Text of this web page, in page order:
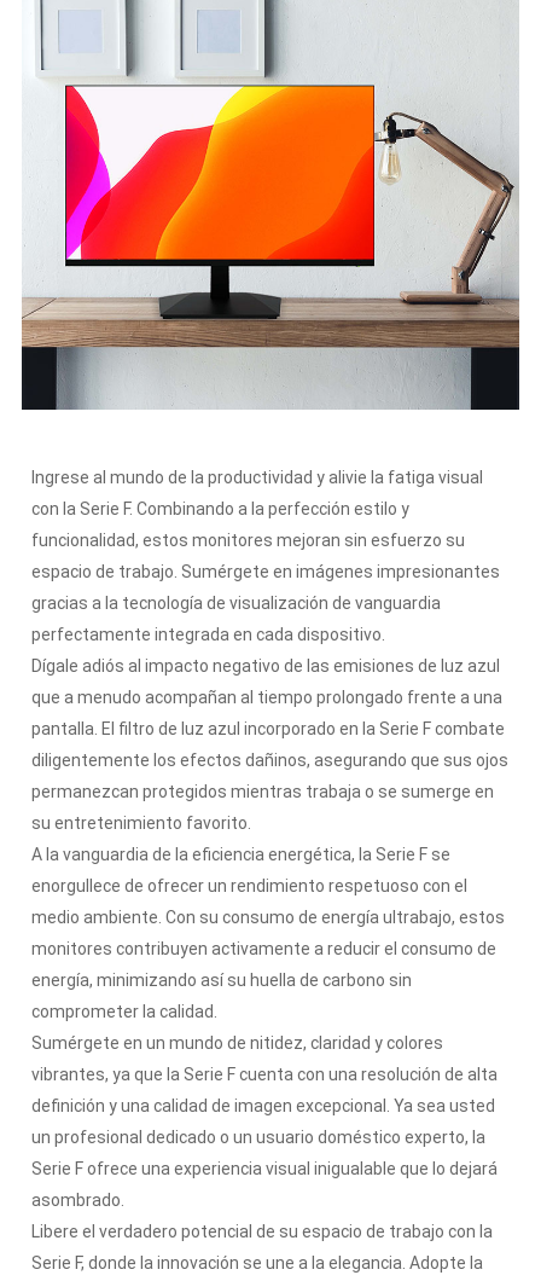
Ingrese al mundo de la productividad y alivie la fatiga visual
con la Serie F. Combinando a la perfección estilo y
funcionalidad, estos monitores mejoran sin esfuerzo su
espacio de trabajo. Sumérgete en imágenes impresionantes
gracias a la tecnología de visualización de vanguardia
perfectamente integrada en cada dispositivo.
Dígale adiós al impacto negativo de las emisiones de luz azul
que a menudo acompañan al tiempo prolongado frente a una
pantalla. El filtro de luz azul incorporado en la Serie F combate
diligentemente los efectos dañinos, asegurando que sus ojos
permanezcan protegidos mientras trabaja o se sumerge en
su entretenimiento favorito.
A la vanguardia de la eficiencia energética, la Serie F se
enorgullece de ofrecer un rendimiento respetuoso con el
medio ambiente. Con su consumo de energía ultrabajo, estos
monitores contribuyen activamente a reducir el consumo de
energía, minimizando así su huella de carbono sin
comprometer la calidad.
Sumérgete en un mundo de nitidez, claridad y colores
vibrantes, ya que la Serie F cuenta con una resolución de alta
definición y una calidad de imagen excepcional. Ya sea usted
un profesional dedicado o un usuario doméstico experto, la
Serie F ofrece una experiencia visual inigualable que lo dejará
asombrado.
Libere el verdadero potencial de su espacio de trabajo con la
Serie F, donde la innovación se une a la elegancia. Adopte la